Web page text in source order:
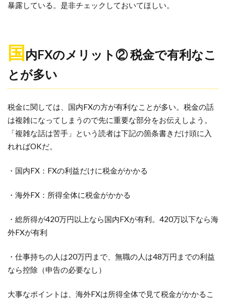
暴露している。是非チェックしておいてほしい。
国内FXのメリット② 税金で有利なこ
とが多い
税金に関しては、国内FXの方が有利なことが多い。税金の話
は複雑になってしまうので先に重要な部分をお伝えしよう。
「複雑な話は苦手」という読者は下記の箇条書きだけ頭に入
れればOKだ。
・国内FX：FXの利益だけに税金がかかる
・海外FX：所得全体に税金がかかる
・総所得が420万円以上なら国内FXが有利。420万以下なら海
外FXが有利
・仕事持ちの人は20万円まで、無職の人は48万円までの利益
なら控除（申告の必要なし）
大事なポイントは、海外FXは所得全体で見て税金がかかるこ